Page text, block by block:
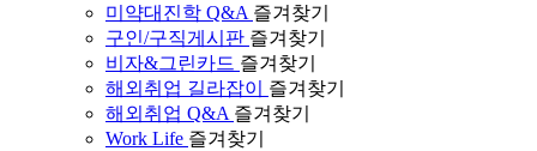
미약대진학 Q&A 즐겨찾기
구인/구직게시판 즐겨찾기
비자&그린카드 즐겨찾기
해외취업 길라잡이
즐겨찾기
해외취업 Q&A 즐겨찾기
Work Life 즐겨찾기